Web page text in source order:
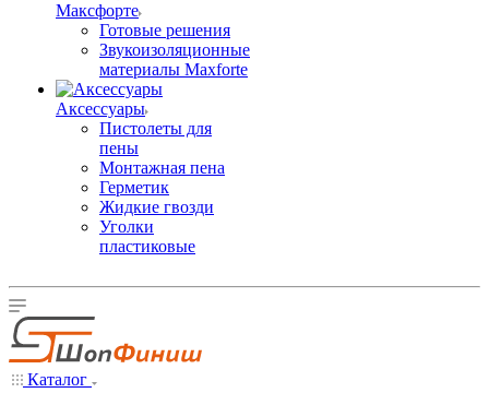
Максфорте
Готовые решения
Звукоизоляционные
материалы Maxforte
Аксессуары
Пистолеты для
пены
Монтажная пена
Герметик
Жидкие гвозди
Уголки
пластиковые
Каталог